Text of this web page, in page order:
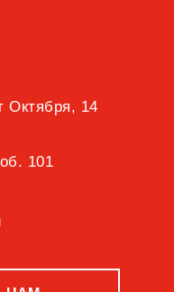
Октября, 14
101